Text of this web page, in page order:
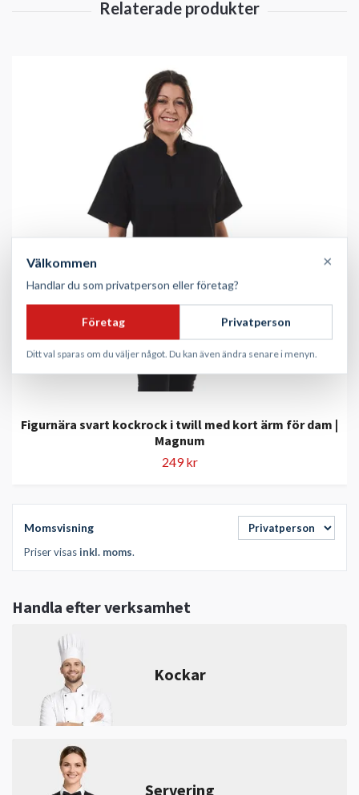
Momsvisning
Priser visasinkl. moms.
Handla efter verksamhet
Kockar
Servering
Figurnära svart kockrock i twill med kort ärm för dam |
Magnum
249 kr
Välkommen ×
Handlar du som privatperson eller företag?
Företag Privatperson
Ditt val sparas om du väljer något. Du kan även ändra senare i menyn.